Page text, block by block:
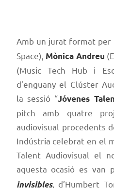
Amb un jurat format per
Space), Mònica Andreu
(Music Tech Hub i
d’enguany el Clúster
la sessió “Jóvenes
pitch amb quatre
audiovisual procedents
Indústria celebrat en el
Talent Audiovisual el
aquesta ocasió es van
invisibles, d’Humbert